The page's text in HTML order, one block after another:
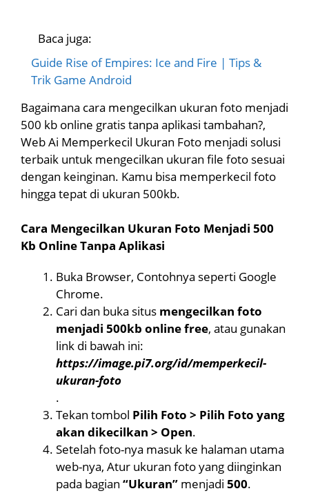
Baca juga:
Guide Rise of Empires: Ice and Fire | Tips &
Trik Game Android
Bagaimana cara mengecilkan ukuran foto menjadi
500 kb online gratis tanpa aplikasi tambahan?,
Web Ai Memperkecil Ukuran Foto menjadi solusi
terbaik untuk mengecilkan ukuran file foto sesuai
dengan keinginan. Kamu bisa memperkecil foto
hingga tepat di ukuran 500kb.
Cara Mengecilkan Ukuran Foto Menjadi 500
Kb Online Tanpa Aplikasi
Buka Browser, Contohnya seperti Google
Chrome.
Cari dan buka situs mengecilkan foto
menjadi 500kb online free, atau gunakan
link di bawah ini:
https://image.pi7.org/id/memperkecil-
ukuran-foto
.
Tekan tombol Pilih Foto > Pilih Foto yang
akan dikecilkan > Open.
Setelah foto-nya masuk ke halaman utama
web-nya, Atur ukuran foto yang diinginkan
pada bagian “Ukuran” menjadi 500.